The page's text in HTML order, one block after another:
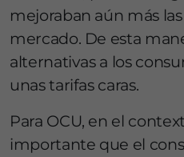
mejoraban aún más
mercado. De esta
alternativas a los
unas tarifas caras.
Para OCU, en el
importante que el